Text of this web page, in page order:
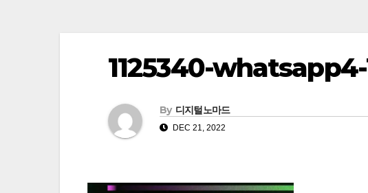
1125340-whatsapp4-
By 디지털노마드
DEC 21, 2022